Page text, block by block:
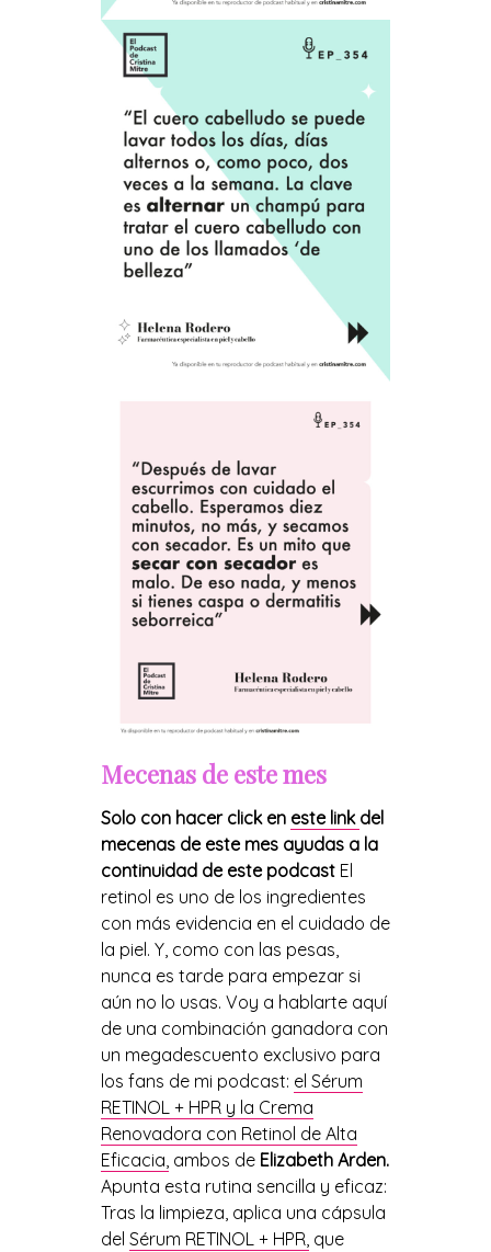
Mecenas de este mes
Solo con hacer click en este link del
mecenas de este mes ayudas a la
continuidad de este podcastEl
retinol es uno de los ingredientes
con más evidencia en el cuidado de
la piel. Y, como con las pesas,
nunca es tarde para empezar si
aún no lo usas. Voy a hablarte aquí
de una combinación ganadora con
un megadescuento exclusivo para
los fans de mi podcast: el Sérum
RETINOL + HPR y la Crema
Renovadora con Retinol de Alta
Eficacia,ambos de Elizabeth Arden.
Apunta esta rutina sencilla y eficaz:
Tras la limpieza, aplica una cápsula
del Sérum RETINOL + HPR,que